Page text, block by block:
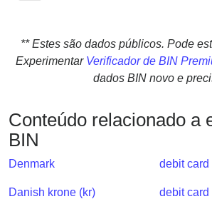
IP
BIN
Checker
** Estes são dados públicos. Pode
Experimentar Verificador de BIN
dados BIN novo e
Conteúdo relacionado a
BIN
Denmark
Danish krone (kr)
debit card
debit